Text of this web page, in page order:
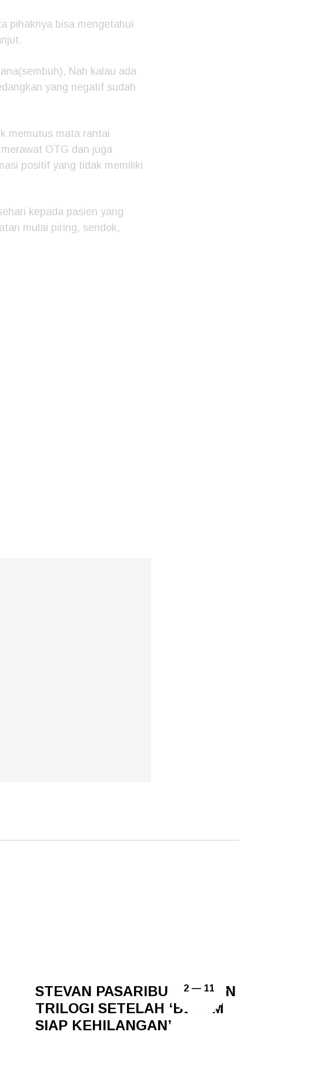
pihaknya bisa mengetahui
Nah kalau ada
yang negatif sudah
memutus mata rantai
OTG dan juga
positif yang tidak memiliki
kepada pasien yang
mulai piring, sendok,
2 — 11
STEVAN PASARIBU SIAPKAN
TRILOGI SETELAH ‘BELUM
SIAP KEHILANGAN’